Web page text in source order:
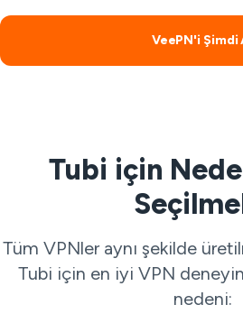
VeePN'i Şimdi
Tubi için
Tüm VPNler aynı şekilde
Tubi için en iyi VPN
nedeni: